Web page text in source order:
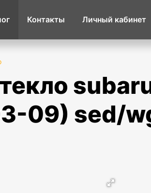
Контакты Личный кабинет
09) sed/